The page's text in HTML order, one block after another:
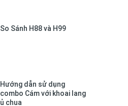
So Sánh H88 và H99
Hướng dẫn sử dụng
combo Cám với khoai lang
ủ chua